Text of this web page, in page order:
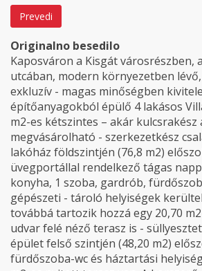
Prevedi
Originalno besedilo
Kaposváron a Kisgát városrészben,
utcában, modern környezetben
exkluzív - magas minőségben
építőanyagokból épülő 4 lakásos
m2-es kétszintes – akár kulcsrakész
megvásárolható - szerkezetkész
lakóház földszintjén (76,8 m2)
üvegportállal rendelkező tágas
konyha, 1 szoba, gardrób,
gépészeti - tároló helyiségek
továbbá tartozik hozzá egy 20,70
udvar felé néző terasz is -
épület felső szintjén (48,20 m2)
fürdőszoba-wc és háztartási